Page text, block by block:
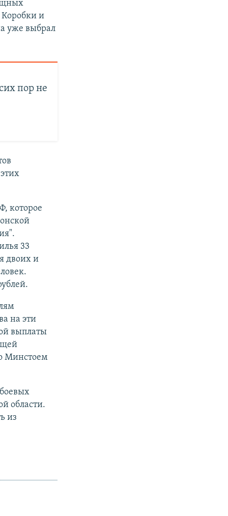
Коробки и
уже выбрал
пор не
которое
33
двоих и
на эти
выплаты
Минстоем
области.
из